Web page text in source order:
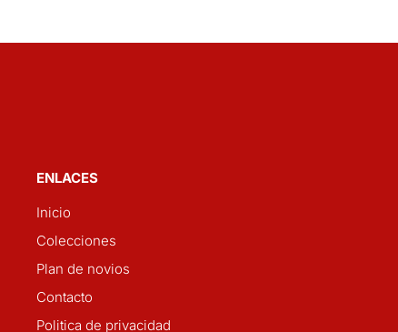
ENLACES
Inicio
Colecciones
Plan de novios
Contacto
Politica de privacidad